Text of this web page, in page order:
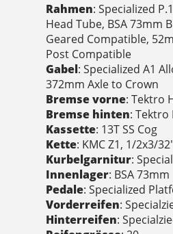
Rahmen: Specialized
Head Tube, BSA 73mm
Geared Compatible,
Post Compatible
Gabel: Specialized A1
372mm Axle to Crown
Bremse vorne: Tektro
Bremse hinten: Tektro
Kassette: 13T SS Cog
Kette: KMC Z1, 1/2x3/
Kurbelgarnitur:
Innenlager: BSA 73mm
Pedale: Specialized
Vorderreifen:
Hinterreifen: